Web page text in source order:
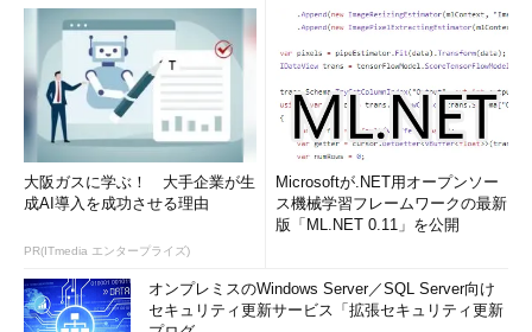
大阪ガスに学ぶ！ 大手企業が生
成AI導入を成功させる理由
PR(ITmedia エンタープライズ)
Microsoftが.NET用オープンソー
ス機械学習フレームワークの最新
版「ML.NET 0.11」を公開
オンプレミスのWindows Server／SQL Server向け
セキュリティ更新サービス「拡張セキュリティ更新